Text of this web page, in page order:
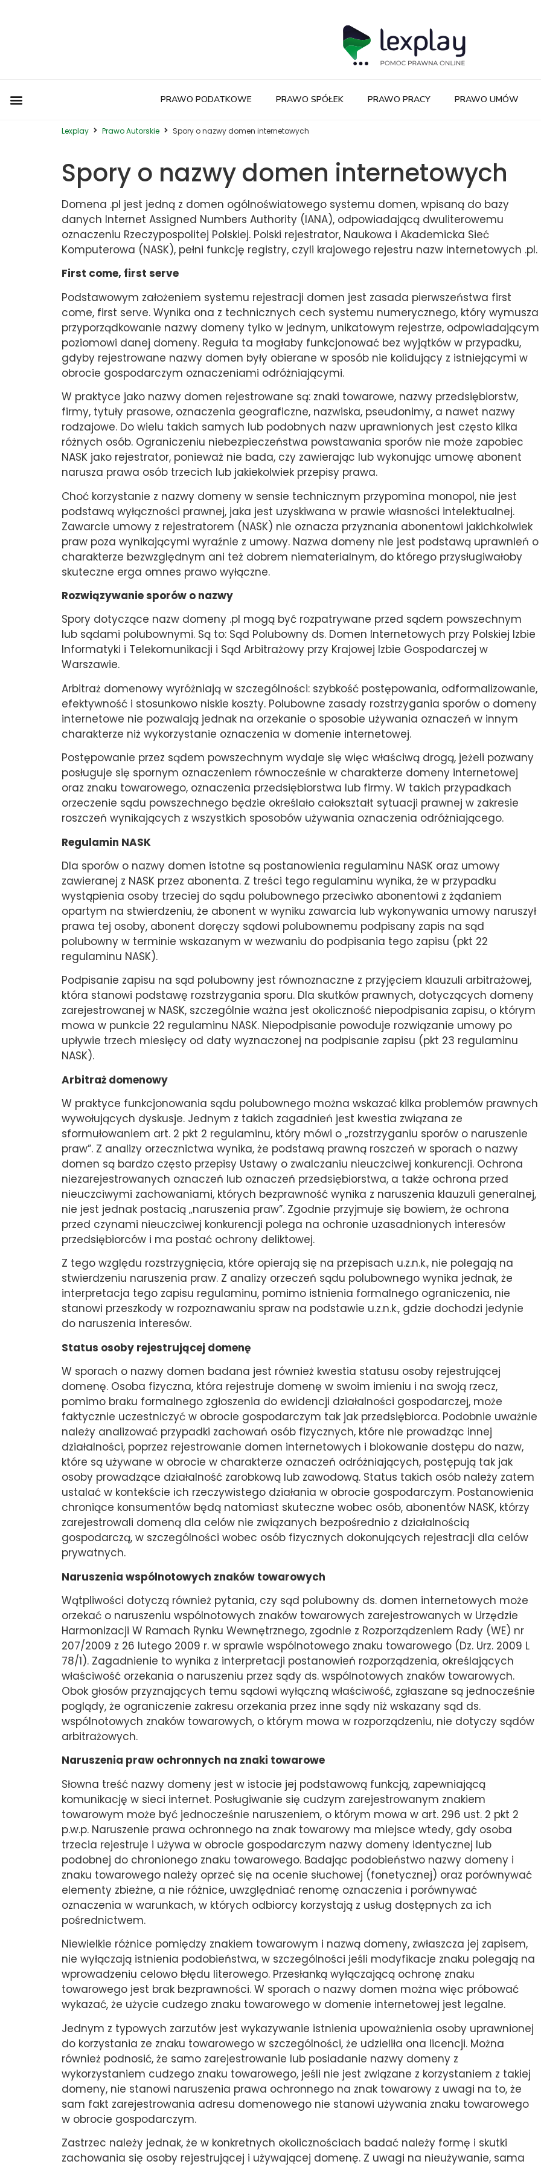
PRAWO PODATKOWE PRAWO SPÓŁEK PRAWO PRACY PRAWO UMÓW
Lexplay Prawo Autorskie Spory o nazwy domen internetowych
Spory o nazwy domen internetowych
Domena .pl jest jedną z domen ogólnoświatowego systemu domen, wpisaną do bazy
danych Internet Assigned Numbers Authority (IANA), odpowiadającą dwuliterowemu
oznaczeniu Rzeczypospolitej Polskiej. Polski rejestrator, Naukowa i Akademicka Sieć
Komputerowa (NASK), pełni funkcję registry, czyli krajowego rejestru nazw internetowych .pl.
First come, first serve
Podstawowym założeniem systemu rejestracji domen jest zasada pierwszeństwa first
come, first serve. Wynika ona z technicznych cech systemu numerycznego, który wymusza
przyporządkowanie nazwy domeny tylko w jednym, unikatowym rejestrze, odpowiadającym
poziomowi danej domeny. Reguła ta mogłaby funkcjonować bez wyjątków w przypadku,
gdyby rejestrowane nazwy domen były obierane w sposób nie kolidujący z istniejącymi w
obrocie gospodarczym oznaczeniami odróżniającymi.
W praktyce jako nazwy domen rejestrowane są: znaki towarowe, nazwy przedsiębiorstw,
firmy, tytuły prasowe, oznaczenia geograficzne, nazwiska, pseudonimy, a nawet nazwy
rodzajowe. Do wielu takich samych lub podobnych nazw uprawnionych jest często kilka
różnych osób. Ograniczeniu niebezpieczeństwa powstawania sporów nie może zapobiec
NASK jako rejestrator, ponieważ nie bada, czy zawierając lub wykonując umowę abonent
narusza prawa osób trzecich lub jakiekolwiek przepisy prawa.
Choć korzystanie z nazwy domeny w sensie technicznym przypomina monopol, nie jest
podstawą wyłączności prawnej, jaka jest uzyskiwana w prawie własności intelektualnej.
Zawarcie umowy z rejestratorem (NASK) nie oznacza przyznania abonentowi jakichkolwiek
praw poza wynikającymi wyraźnie z umowy. Nazwa domeny nie jest podstawą uprawnień o
charakterze bezwzględnym ani też dobrem niematerialnym, do którego przysługiwałoby
skuteczne erga omnes prawo wyłączne.
Rozwiązywanie sporów o nazwy
Spory dotyczące nazw domeny .pl mogą być rozpatrywane przed sądem powszechnym
lub sądami polubownymi. Są to: Sąd Polubowny ds. Domen Internetowych przy Polskiej Izbie
Informatyki i Telekomunikacji i Sąd Arbitrażowy przy Krajowej Izbie Gospodarczej w
Warszawie.
Arbitraż domenowy wyróżniają w szczególności: szybkość postępowania, odformalizowanie,
efektywność i stosunkowo niskie koszty. Polubowne zasady rozstrzygania sporów o domeny
internetowe nie pozwalają jednak na orzekanie o sposobie używania oznaczeń w innym
charakterze niż wykorzystanie oznaczenia w domenie internetowej.
Postępowanie przez sądem powszechnym wydaje się więc właściwą drogą, jeżeli pozwany
posługuje się spornym oznaczeniem równocześnie w charakterze domeny internetowej
oraz znaku towarowego, oznaczenia przedsiębiorstwa lub firmy. W takich przypadkach
orzeczenie sądu powszechnego będzie określało całokształt sytuacji prawnej w zakresie
roszczeń wynikających z wszystkich sposobów używania oznaczenia odróżniającego.
Regulamin NASK
Dla sporów o nazwy domen istotne są postanowienia regulaminu NASK oraz umowy
zawieranej z NASK przez abonenta. Z treści tego regulaminu wynika, że w przypadku
wystąpienia osoby trzeciej do sądu polubownego przeciwko abonentowi z żądaniem
opartym na stwierdzeniu, że abonent w wyniku zawarcia lub wykonywania umowy naruszył
prawa tej osoby, abonent doręczy sądowi polubownemu podpisany zapis na sąd
polubowny w terminie wskazanym w wezwaniu do podpisania tego zapisu (pkt 22
regulaminu NASK).
Podpisanie zapisu na sąd polubowny jest równoznaczne z przyjęciem klauzuli arbitrażowej,
która stanowi podstawę rozstrzygania sporu. Dla skutków prawnych, dotyczących domeny
zarejestrowanej w NASK, szczególnie ważna jest okoliczność niepodpisania zapisu, o którym
mowa w punkcie 22 regulaminu NASK. Niepodpisanie powoduje rozwiązanie umowy po
upływie trzech miesięcy od daty wyznaczonej na podpisanie zapisu (pkt 23 regulaminu
NASK).
Arbitraż domenowy
W praktyce funkcjonowania sądu polubownego można wskazać kilka problemów prawnych
wywołujących dyskusje. Jednym z takich zagadnień jest kwestia związana ze
sformułowaniem art. 2 pkt 2 regulaminu, który mówi o „rozstrzyganiu sporów o naruszenie
praw”. Z analizy orzecznictwa wynika, że podstawą prawną roszczeń w sporach o nazwy
domen są bardzo często przepisy Ustawy o zwalczaniu nieuczciwej konkurencji. Ochrona
niezarejestrowanych oznaczeń lub oznaczeń przedsiębiorstwa, a także ochrona przed
nieuczciwymi zachowaniami, których bezprawność wynika z naruszenia klauzuli generalnej,
nie jest jednak postacią „naruszenia praw”. Zgodnie przyjmuje się bowiem, że ochrona
przed czynami nieuczciwej konkurencji polega na ochronie uzasadnionych interesów
przedsiębiorców i ma postać ochrony deliktowej.
Z tego względu rozstrzygnięcia, które opierają się na przepisach u.z.n.k., nie polegają na
stwierdzeniu naruszenia praw. Z analizy orzeczeń sądu polubownego wynika jednak, że
interpretacja tego zapisu regulaminu, pomimo istnienia formalnego ograniczenia, nie
stanowi przeszkody w rozpoznawaniu spraw na podstawie u.z.n.k., gdzie dochodzi jedynie
do naruszenia interesów.
Status osoby rejestrującej domenę
W sporach o nazwy domen badana jest również kwestia statusu osoby rejestrującej
domenę. Osoba fizyczna, która rejestruje domenę w swoim imieniu i na swoją rzecz,
pomimo braku formalnego zgłoszenia do ewidencji działalności gospodarczej, może
faktycznie uczestniczyć w obrocie gospodarczym tak jak przedsiębiorca. Podobnie uważnie
należy analizować przypadki zachowań osób fizycznych, które nie prowadząc innej
działalności, poprzez rejestrowanie domen internetowych i blokowanie dostępu do nazw,
które są używane w obrocie w charakterze oznaczeń odróżniających, postępują tak jak
osoby prowadzące działalność zarobkową lub zawodową. Status takich osób należy zatem
ustalać w kontekście ich rzeczywistego działania w obrocie gospodarczym. Postanowienia
chroniące konsumentów będą natomiast skuteczne wobec osób, abonentów NASK, którzy
zarejestrowali domeną dla celów nie związanych bezpośrednio z działalnością
gospodarczą, w szczególności wobec osób fizycznych dokonujących rejestracji dla celów
prywatnych.
Naruszenia wspólnotowych znaków towarowych
Wątpliwości dotyczą również pytania, czy sąd polubowny ds. domen internetowych może
orzekać o naruszeniu wspólnotowych znaków towarowych zarejestrowanych w Urzędzie
Harmonizacji W Ramach Rynku Wewnętrznego, zgodnie z Rozporządzeniem Rady (WE) nr
207/2009 z 26 lutego 2009 r. w sprawie wspólnotowego znaku towarowego (Dz. Urz. 2009 L
78/1). Zagadnienie to wynika z interpretacji postanowień rozporządzenia, określających
właściwość orzekania o naruszeniu przez sądy ds. wspólnotowych znaków towarowych.
Obok głosów przyznających temu sądowi wyłączną właściwość, zgłaszane są jednocześnie
poglądy, że ograniczenie zakresu orzekania przez inne sądy niż wskazany sąd ds.
wspólnotowych znaków towarowych, o którym mowa w rozporządzeniu, nie dotyczy sądów
arbitrażowych.
Naruszenia praw ochronnych na znaki towarowe
Słowna treść nazwy domeny jest w istocie jej podstawową funkcją, zapewniającą
komunikację w sieci internet. Posługiwanie się cudzym zarejestrowanym znakiem
towarowym może być jednocześnie naruszeniem, o którym mowa w art. 296 ust. 2 pkt 2
p.w.p. Naruszenie prawa ochronnego na znak towarowy ma miejsce wtedy, gdy osoba
trzecia rejestruje i używa w obrocie gospodarczym nazwy domeny identycznej lub
podobnej do chronionego znaku towarowego. Badając podobieństwo nazwy domeny i
znaku towarowego należy oprzeć się na ocenie słuchowej (fonetycznej) oraz porównywać
elementy zbieżne, a nie różnice, uwzględniać renomę oznaczenia i porównywać
oznaczenia w warunkach, w których odbiorcy korzystają z usług dostępnych za ich
pośrednictwem.
Niewielkie różnice pomiędzy znakiem towarowym i nazwą domeny, zwłaszcza jej zapisem,
nie wyłączają istnienia podobieństwa, w szczególności jeśli modyfikacje znaku polegają na
wprowadzeniu celowo błędu literowego. Przesłanką wyłączającą ochronę znaku
towarowego jest brak bezprawności. W sporach o nazwy domen można więc próbować
wykazać, że użycie cudzego znaku towarowego w domenie internetowej jest legalne.
Jednym z typowych zarzutów jest wykazywanie istnienia upoważnienia osoby uprawnionej
do korzystania ze znaku towarowego w szczególności, że udzieliła ona licencji. Można
również podnosić, że samo zarejestrowanie lub posiadanie nazwy domeny z
wykorzystaniem cudzego znaku towarowego, jeśli nie jest związane z korzystaniem z takiej
domeny, nie stanowi naruszenia prawa ochronnego na znak towarowy z uwagi na to, że
sam fakt zarejestrowania adresu domenowego nie stanowi używania znaku towarowego
w obrocie gospodarczym.
Zastrzec należy jednak, że w konkretnych okolicznościach badać należy formę i skutki
zachowania się osoby rejestrującej i używającej domenę. Z uwagi na nieużywanie, sama